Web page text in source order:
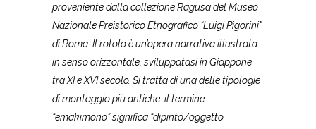
proveniente dalla collezione Ragusa del Museo
Nazionale Preistorico Etnografico “Luigi Pigorini”
di Roma. Il rotolo è un’opera narrativa illustrata
in senso orizzontale, sviluppatasi in Giappone
tra XI e XVI secolo. Si tratta di una delle tipologie
di montaggio più antiche: il termine
“emakimono” significa “dipinto/oggetto